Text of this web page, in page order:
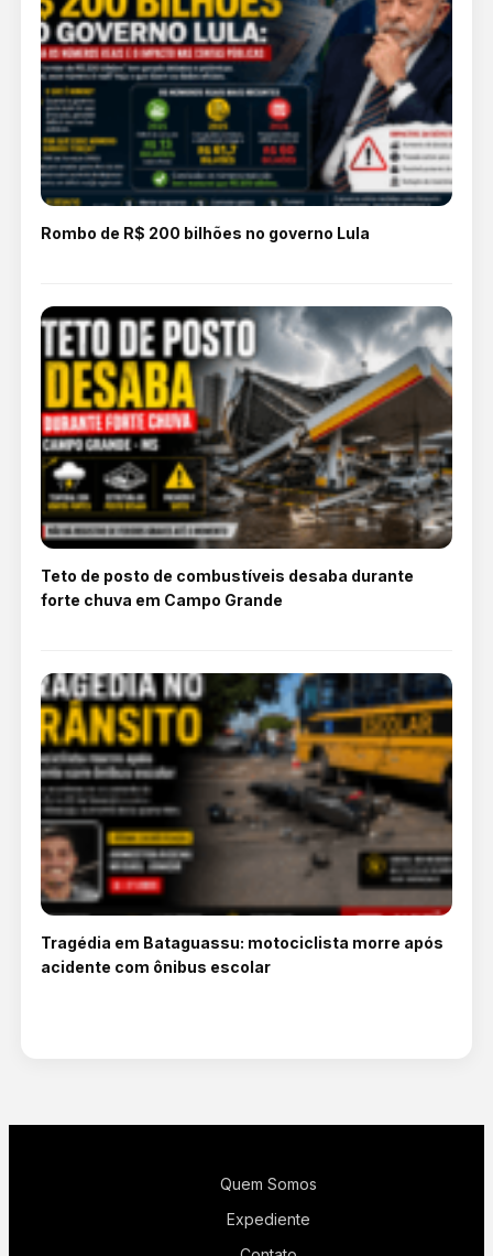
Rombo de R$ 200 bilhões no governo Lula
Teto de posto de combustíveis desaba durante
forte chuva em Campo Grande
Tragédia em Bataguassu: motociclista morre após
acidente com ônibus escolar
Quem Somos
Expediente